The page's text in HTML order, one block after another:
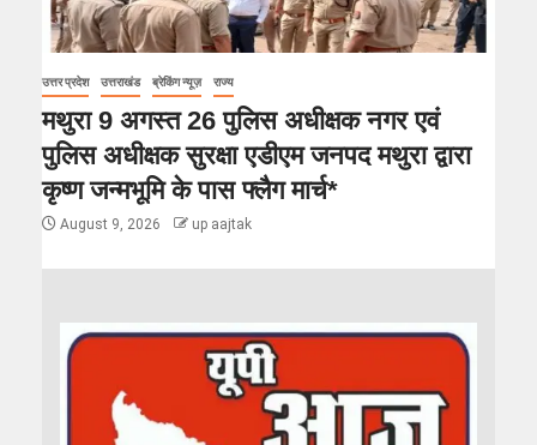
उत्तर प्रदेश उत्तराखंड ब्रेकिंग न्यूज़ राज्य
मथुरा 9 अगस्त 26 पुलिस अधीक्षक नगर एवं
पुलिस अधीक्षक सुरक्षा एडीएम जनपद मथुरा द्वारा
कृष्ण जन्मभूमि के पास फ्लैग मार्च*
August 9, 2026 up aajtak